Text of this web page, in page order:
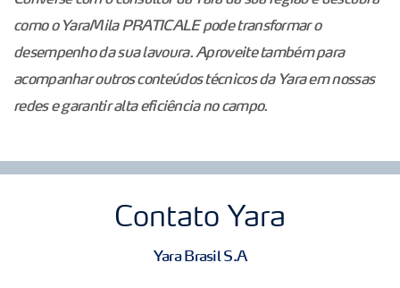
como o YaraMila PRATICALE pode transformar o
desempenho da sua lavoura. Aproveite também para
acompanhar outros conteúdos técnicos da Yara em nossas
redes e garantir alta eficiência no campo.
Contato Yara
Yara Brasil S.A